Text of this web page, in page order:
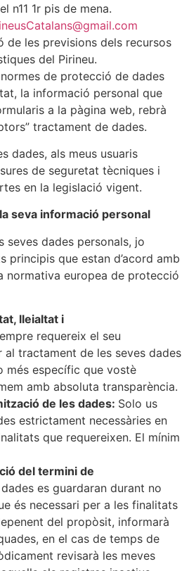
n11 1r pis de mena.
de les previsions dels recursos
del Pirineu.
de protecció de dades
la informació personal que
a la pàgina web, rebrà
tractament de dades.
dades, als meus usuaris
de seguretat tècniques i
en la legislació vigent.
seva informació personal
seves dades personals, jo
principis que estan d’acord amb
normativa europea de protecció
lleialtat i
requereix el seu
al tractament de les seves dades
més específic que vostè
amb absoluta transparència.
de les dades: Solo us
estrictament necessàries en
que requereixen. El mínim
del termini de
es guardaran durant no
és necessari per a les finalitats
del propòsit, informarà
en el cas de temps de
revisarà les meves